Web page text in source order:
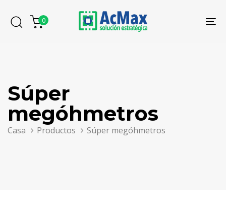
0
Súper
megóhmetros
Casa Productos Súper megóhmetros